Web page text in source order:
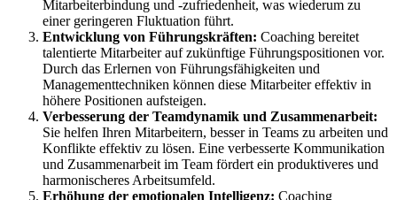
Mitarbeiterbindung und -zufriedenheit, was wiederum zu
einer geringeren Fluktuation führt.
Entwicklung von Führungskräften: Coaching bereitet
talentierte Mitarbeiter auf zukünftige Führungspositionen vor.
Durch das Erlernen von Führungsfähigkeiten und
Managementtechniken können diese Mitarbeiter effektiv in
höhere Positionen aufsteigen.
Verbesserung der Teamdynamik und Zusammenarbeit:
Sie helfen Ihren Mitarbeitern, besser in Teams zu arbeiten und
Konflikte effektiv zu lösen. Eine verbesserte Kommunikation
und Zusammenarbeit im Team fördert ein produktiveres und
harmonischeres Arbeitsumfeld.
Erhöhung der emotionalen Intelligenz: Coaching